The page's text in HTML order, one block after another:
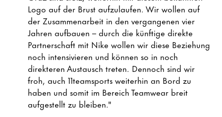
Logo auf der Brust aufzulaufen. Wir wollen auf
der Zusammenarbeit in den vergangenen vier
Jahren aufbauen – durch die künftige direkte
Partnerschaft mit Nike wollen wir diese Beziehung
noch intensivieren und können so in noch
direkteren Austausch treten. Dennoch sind wir
froh, auch 11teamsports weiterhin an Bord zu
haben und somit im Bereich Teamwear breit
aufgestellt zu bleiben."